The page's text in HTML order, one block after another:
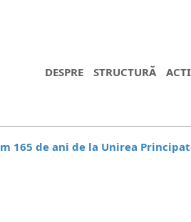
DESPRE STRUCTURĂ
165 de ani de la Unirea